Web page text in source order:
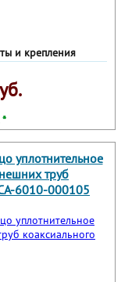
и крепления
уплотнительное
труб
6010-000105